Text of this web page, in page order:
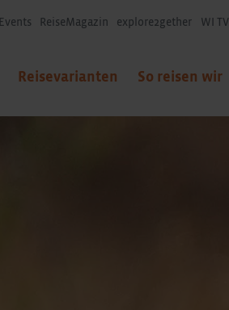
Events ReiseMagazin explore2gether WI TV
Reisevarianten So reisen wir